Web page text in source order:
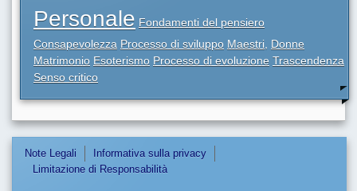
Personale Fondamenti del pensiero
Consapevolezza Processo di sviluppo Maestri, Donne
Matrimonio Esoterismo Processo di evoluzione Trascendenza
Senso critico
Note Legali
Informativa sulla privacy
Limitazione di Responsabilità